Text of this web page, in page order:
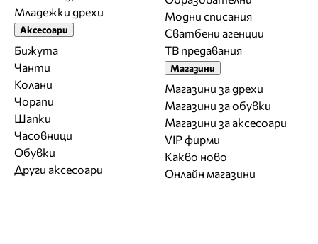
Младежки дрехи
Аксесоари
Бижута
Чанти
Колани
Чорапи
Шапки
Часовници
Обувки
Други аксесоари
Модни списания
Сватбени агенции
ТВ предавания
Магазини
Магазини за дрехи
Магазини за обувки
Магазини за aксесоари
VIP фирми
Какво ново
Онлайн магазини